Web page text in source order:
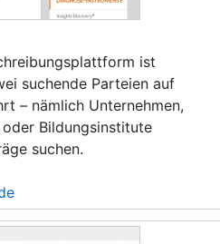
ist
suchende Parteien auf
– nämlich Unternehmen,
Bildungsinstitute
suchen.